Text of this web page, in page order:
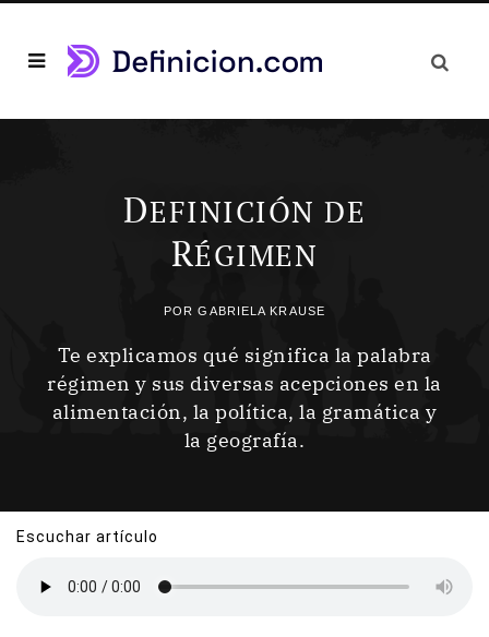
DEFINICIÓN DE
RÉGIMEN
PORGABRIELA KRAUSE
Te explicamos qué significa la palabra
régimen y sus diversas acepciones en la
alimentación, la política, la gramática y
la geografía.
Escuchar artículo